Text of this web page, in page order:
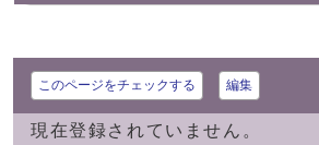
このページをチェックする 編集
現在登録されていません。